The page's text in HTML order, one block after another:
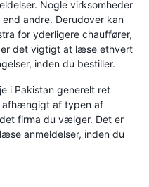
Nogle virksomheder
andre. Derudover kan
for yderligere chauffører,
det vigtigt at læse ethvert
inden du bestiller.
i Pakistan generelt ret
afhængigt af typen af
firma du vælger. Det er
anmeldelser, inden du